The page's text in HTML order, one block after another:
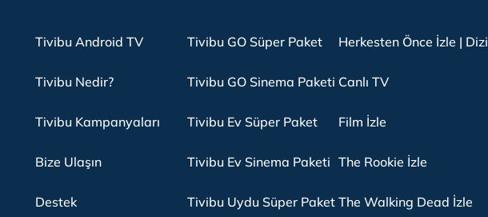
Tivibu Android TV
Tivibu Nedir?
Tivibu Kampanyaları
Bize Ulaşın
Destek
Tivibu GO Süper Paket
Tivibu GO Sinema Paketi
Tivibu Ev Süper Paket
Tivibu Ev Sinema Paketi
Tivibu Uydu Süper Paket
Herkesten Önce İzle | Dizi
Canlı TV
Film İzle
The Rookie İzle
The Walking Dead İzle